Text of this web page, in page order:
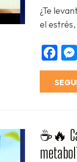
¿Te
el
☕🔥